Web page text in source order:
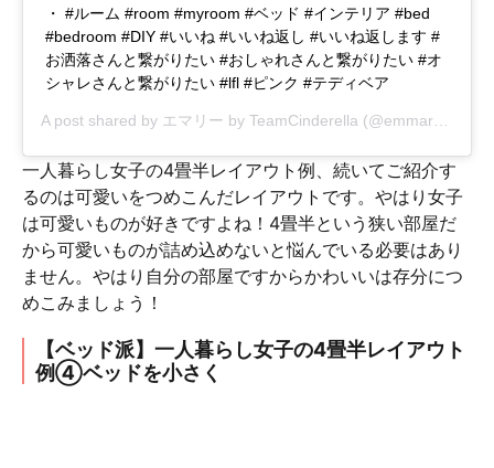
・ #ルーム #room #myroom #ベッド #インテリア #bed
#bedroom #DIY #いいね #いいね返し #いいね返します #
お洒落さんと繋がりたい #おしゃれさんと繋がりたい #オ
シャレさんと繋がりたい #lfl #ピンク #テディベア
A post shared by エマリー by TeamCinderella (@emmary_mag) on
一人暮らし女子の4畳半レイアウト例、続いてご紹介す
るのは可愛いをつめこんだレイアウトです。やはり女子
は可愛いものが好きですよね！4畳半という狭い部屋だ
から可愛いものが詰め込めないと悩んでいる必要はあり
ません。やはり自分の部屋ですからかわいいは存分につ
めこみましょう！
【ベッド派】一人暮らし女子の4畳半レイアウト
例④ベッドを小さく